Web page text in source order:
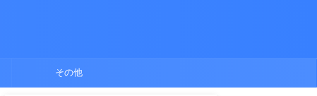
その他